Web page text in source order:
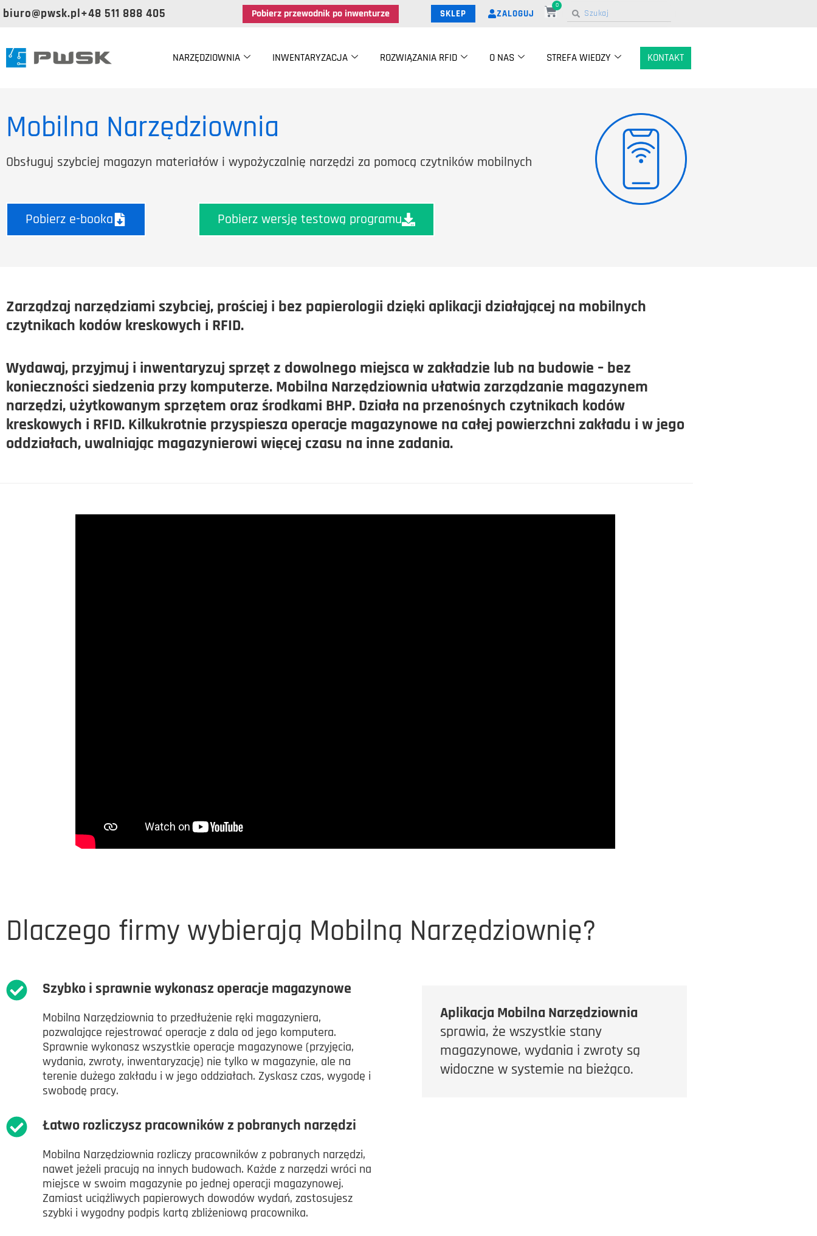
biuro@pwsk.pl+48 511 888 405 Pobierz przewodnik po inwenturze SKLEP ZALOGUJ
0
NARZĘDZIOWNIA INWENTARYZACJA ROZWIĄZANIA RFID O NAS STREFA WIEDZY KONTAKT
Mobilna Narzędziownia
Obsługuj szybciej magazyn materiałów i wypożyczalnię narzędzi za pomocą czytników mobilnych
Pobierz e-booka Pobierz wersję testową programu
Zarządzaj narzędziami szybciej, prościej i bez papierologii dzięki aplikacji działającej na mobilnych
czytnikach kodów kreskowych i RFID.
Wydawaj, przyjmuj i inwentaryzuj sprzęt z dowolnego miejsca w zakładzie lub na budowie – bez
konieczności siedzenia przy komputerze. Mobilna Narzędziownia ułatwia zarządzanie magazynem
narzędzi, użytkowanym sprzętem oraz środkami BHP. Działa na przenośnych czytnikach kodów
kreskowych i RFID. Kilkukrotnie przyspiesza operacje magazynowe na całej powierzchni zakładu i w jego
oddziałach, uwalniając magazynierowi więcej czasu na inne zadania.
Dlaczego firmy wybierają Mobilną Narzędziownię?
Szybko i sprawnie wykonasz operacje magazynowe
Mobilna Narzędziownia to przedłużenie ręki magazyniera,
pozwalające rejestrować operacje z dala od jego komputera.
Sprawnie wykonasz wszystkie operacje magazynowe (przyjęcia,
wydania, zwroty, inwentaryzację) nie tylko w magazynie, ale na
terenie dużego zakładu i w jego oddziałach. Zyskasz czas, wygodę i
swobodę pracy.
Łatwo rozliczysz pracowników z pobranych narzędzi
Mobilna Narzędziownia rozliczy pracowników z pobranych narzędzi,
nawet jeżeli pracują na innych budowach. Każde z narzędzi wróci na
miejsce w swoim magazynie po jednej operacji magazynowej.
Zamiast uciążliwych papierowych dowodów wydań, zastosujesz
szybki i wygodny podpis kartą zbliżeniową pracownika.
Aplikacja Mobilna Narzędziownia
sprawia, że wszystkie stany
magazynowe, wydania i zwroty są
widoczne w systemie na bieżąco.